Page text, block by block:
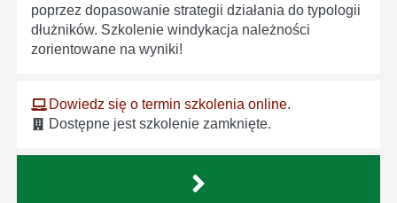
poprzez dopasowanie strategii działania do typologii
dłużników. Szkolenie windykacja należności
zorientowane na wyniki!
Dowiedz się o termin szkolenia online.
Dostępne jest szkolenie zamknięte.